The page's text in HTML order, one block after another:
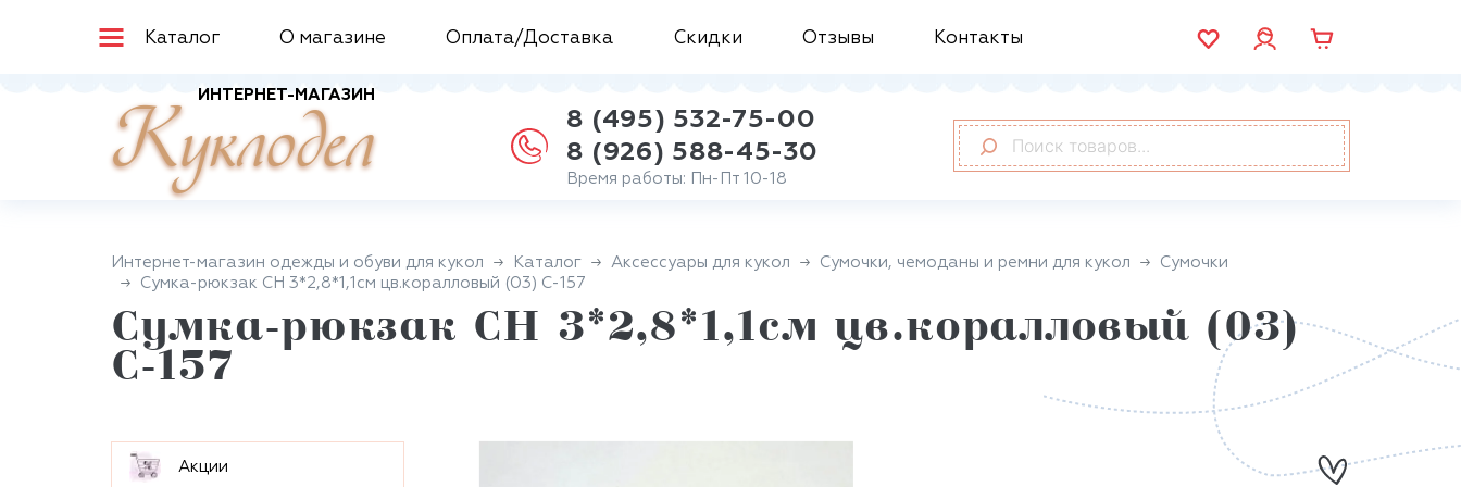
Каталог О магазине Оплата/Доставка Скидки Отзывы Контакты
ИНТЕРНЕТ-МАГАЗИН
Куклодел
8 (495) 532-75-00
8 (926) 588-45-30
Время работы: Пн-Пт 10-18
Интернет-магазин одежды и обуви для кукол Каталог Аксессуары для кукол Сумочки, чемоданы и ремни для кукол
Сумочки
Сумка-рюкзак СН 3*2,8*1,1см цв.коралловый (03) С-157
Сумка-рюкзак СН 3*2,8*1,1см цв.коралловый (03)
С-157
Aкции